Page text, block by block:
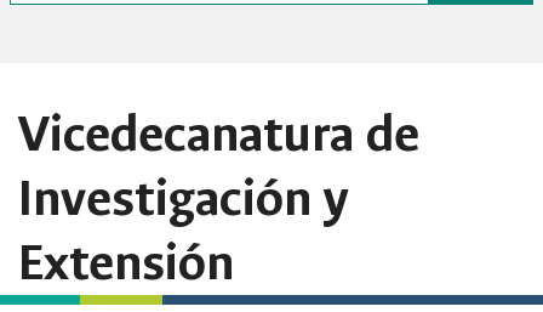
Vicedecanatura de
Investigación y
Extensión